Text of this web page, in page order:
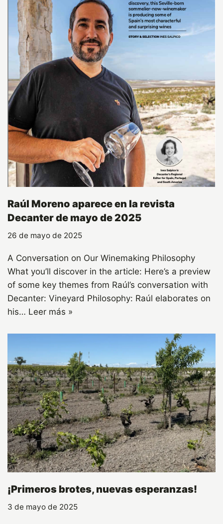
Raúl Moreno aparece en la revista
Decanter de mayo de 2025
26 de mayo de 2025
A Conversation on Our Winemaking Philosophy
What you’ll discover in the article: Here’s a preview
of some key themes from Raúl’s conversation with
Decanter: Vineyard Philosophy: Raúl elaborates on
his… Leer más »
¡Primeros brotes, nuevas esperanzas!
3 de mayo de 2025